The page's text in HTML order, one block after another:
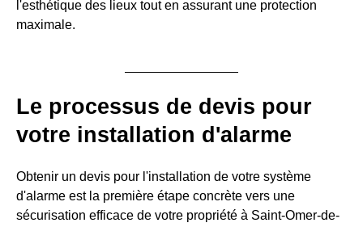
l'esthétique des lieux tout en assurant une protection
maximale.
Le processus de devis pour
votre installation d'alarme
Obtenir un devis pour l'installation de votre système
d'alarme est la première étape concrète vers une
sécurisation efficace de votre propriété à Saint-Omer-de-